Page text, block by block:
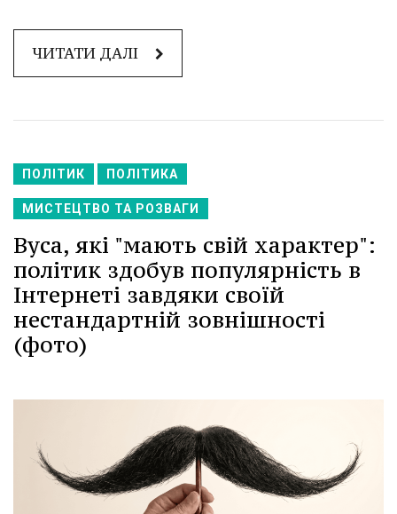
ЧИТАТИ ДАЛІ
ПОЛІТИК ПОЛІТИКА
МИСТЕЦТВО ТА РОЗВАГИ
Вуса, які "мають свій характер":
політик здобув популярність в
Інтернеті завдяки своїй
нестандартній зовнішності
(фото)